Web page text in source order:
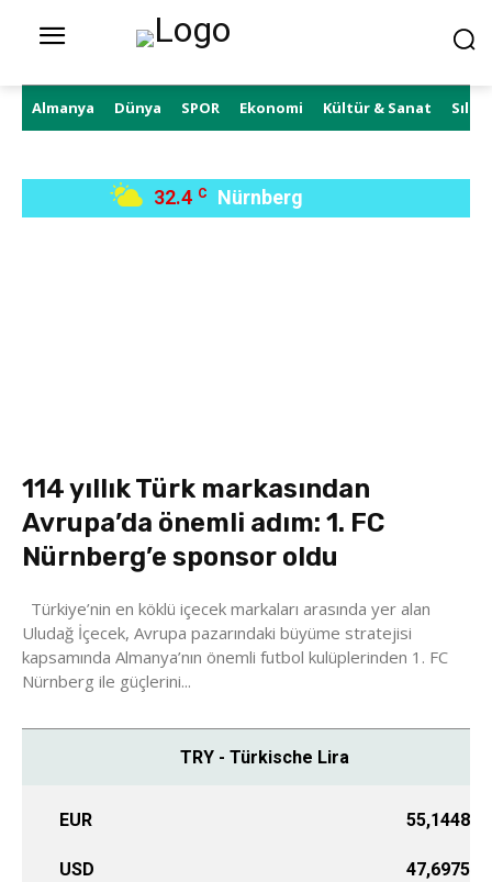
Almanya Dünya SPOR Ekonomi Kültür & Sanat Sıla
32.4 C Nürnberg
114 yıllık Türk markasından
Avrupa’da önemli adım: 1. FC
Nürnberg’e sponsor oldu
Uludağ İçecek, Avrupa pazarındaki büyüme stratejisi
kapsamında Almanya’nın önemli futbol kulüplerinden 1. FC
Nürnberg ile güçlerini...
TRY - Türkische Lira
EUR 55,1448
USD 47,6975